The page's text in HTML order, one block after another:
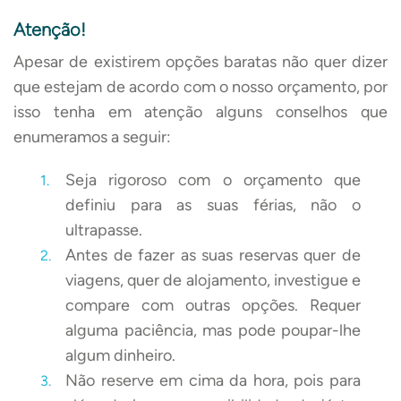
Atenção!
Apesar de existirem opções baratas não quer dizer
que estejam de acordo com o nosso orçamento, por
isso tenha em atenção alguns conselhos que
enumeramos a seguir:
Seja rigoroso com o orçamento que
definiu para as suas férias, não o
ultrapasse.
Antes de fazer as suas reservas quer de
viagens, quer de alojamento, investigue e
compare com outras opções. Requer
alguma paciência, mas pode poupar-lhe
algum dinheiro.
Não reserve em cima da hora, pois para